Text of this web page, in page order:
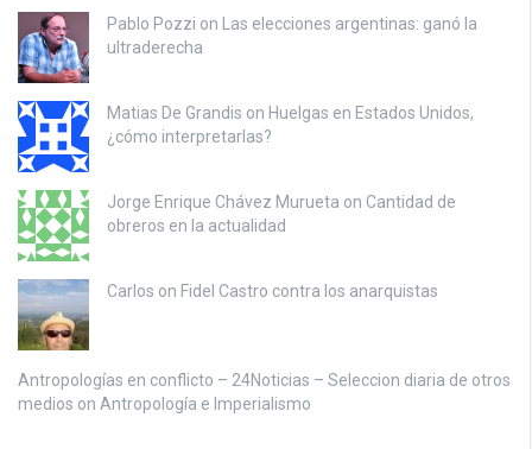
Pablo Pozzi on Las elecciones argentinas: ganó la
ultraderecha
Matias De Grandis on Huelgas en Estados Unidos,
¿cómo interpretarlas?
Jorge Enrique Chávez Murueta on Cantidad de
obreros en la actualidad
Carlos on Fidel Castro contra los anarquistas
Antropologías en conflicto – 24Noticias – Seleccion diaria de otros
medios on Antropología e Imperialismo